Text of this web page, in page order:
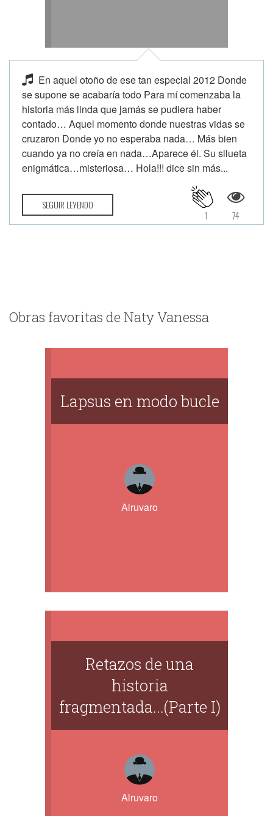
En aquel otoño de ese tan especial 2012 Donde
se supone se acabaría todo Para mí comenzaba la
historia más linda que jamás se pudiera haber
contado… Aquel momento donde nuestras vidas se
cruzaron Donde yo no esperaba nada… Más bien
cuando ya no creía en nada…Aparece él. Su silueta
enigmática…misteriosa… Hola!!! dice sin más...
SEGUIR LEYENDO
74
1
Obras favoritas de Naty Vanessa
Lapsus en modo bucle
Alruvaro
Retazos de una
historia
fragmentada...(Parte I)
Alruvaro